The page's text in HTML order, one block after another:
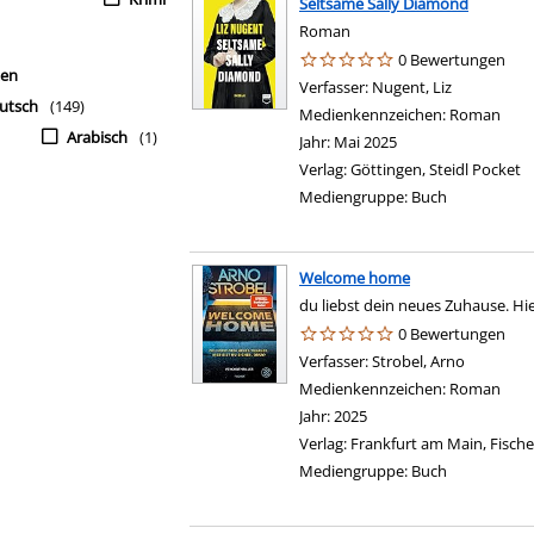
Interessenkreis-Filter anzeigen
(149)
Arabisch (1)
Roman
0 Bewertungen
Verfasser: Nugent, Liz
Medienkennzeichen: Roman
Jahr: Mai 2025
Verlag:Göttingen, Steidl Pocket
Mediengruppe: Buch
Welcome home
du liebst dein neues Zuhause.
0 Bewertungen
Verfasser:Strobel, Arno
Medienkennzeichen: Roman
Jahr:2025
Verlag: Frankfurt am Main,
Mediengruppe: Buch